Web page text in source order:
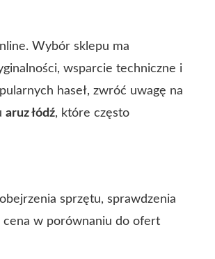
Wybór sklepu ma
wsparcie techniczne i
haseł, zwróć uwagę na
aruz łódź, które często
sprzętu, sprawdzenia
cena w porównaniu do ofert